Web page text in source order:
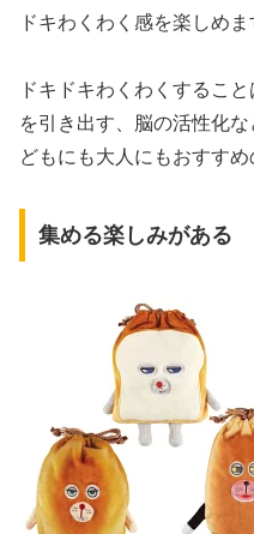
ドキわくわく感を楽しめま
ドキドキわくわくするこ
を引き出す、脳の活性化
どもにも大人にもおすすめ
集める楽しみがある